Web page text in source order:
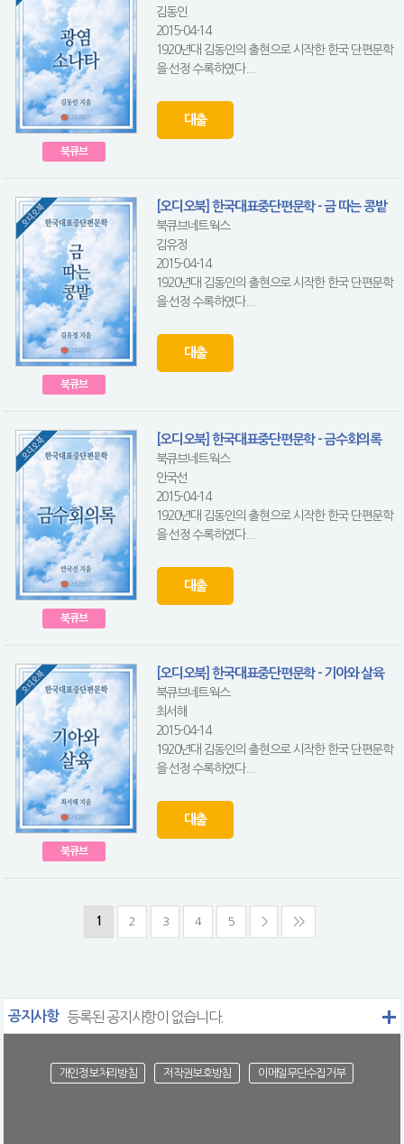
북큐브
김동인
2015-04-14
1920년대 김동인의 출현으로 시작한 한국 단편문학
을 선정 수록하였다....
대출
북큐브
[오디오북] 한국대표중단편문학 - 금 따는 콩밭
북큐브네트웍스
김유정
2015-04-14
1920년대 김동인의 출현으로 시작한 한국 단편문학
을 선정 수록하였다....
대출
북큐브
[오디오북] 한국대표중단편문학 - 금수회의록
북큐브네트웍스
안국선
2015-04-14
1920년대 김동인의 출현으로 시작한 한국 단편문학
을 선정 수록하였다....
대출
북큐브
[오디오북] 한국대표중단편문학 - 기아와 살육
북큐브네트웍스
최서해
2015-04-14
1920년대 김동인의 출현으로 시작한 한국 단편문학
을 선정 수록하였다....
대출
1 2 3 4 5 > >>
공지사항 등록된 공지사항이 없습니다.
개인정보처리방침 저작권보호방침 이메일무단수집거부